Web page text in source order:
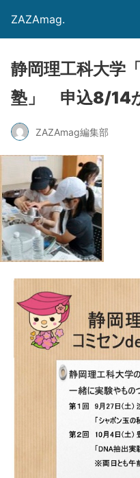
ZAZAmag.
静岡理工科大学
塾」 申込8/14
ZAZAmag編集部